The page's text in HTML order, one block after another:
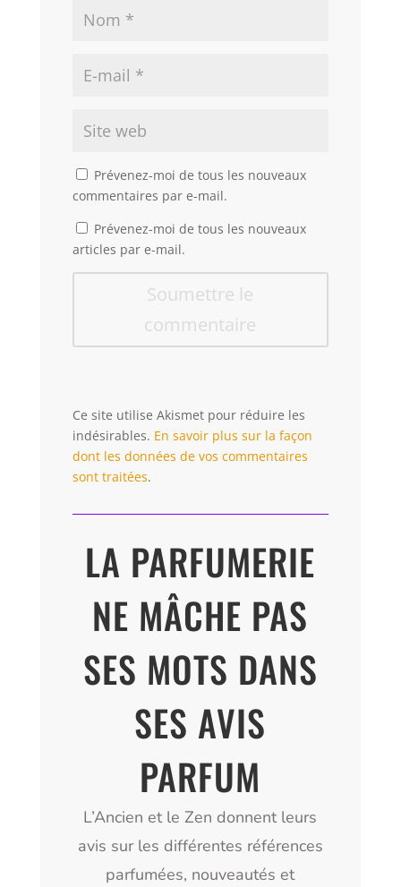
Prévenez-moi de tous les nouveaux
commentaires par e-mail.
Prévenez-moi de tous les nouveaux
articles par e-mail.
Soumettre le
commentaire
Ce site utilise Akismet pour réduire les
indésirables. En savoir plus sur la façon
dont les données de vos commentaires
sont traitées.
LA PARFUMERIE
NE MÂCHE PAS
SES MOTS DANS
SES AVIS
PARFUM
L’Ancien et le Zen donnent leurs
avis sur les différentes références
parfumées, nouveautés et